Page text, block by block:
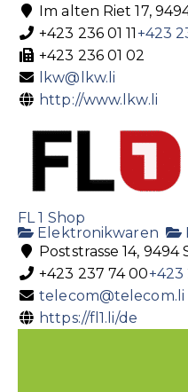
Im alten Riet 17,
+423 236 01 11 +423
+423 236 01 02
lkw@lkw.li
http://www.lkw.li
FL 1 Shop
Elektronikwaren
Poststrasse 14,
+423 237 74 00+423
telecom@telecom.li
https://fl1.li/de